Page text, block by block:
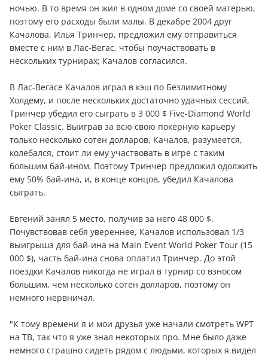
ночью. В то время он жил в одном доме со своей матерью,
поэтому его расходы были малы. В декабре 2004 друг
Качалова, Илья Тринчер, предложил ему отправиться
вместе с ним в Лас-Вегас, чтобы поучаствовать в
нескольких турнирах; Качалов согласился.
В Лас-Вегасе Качалов играл в кэш по Безлимитному
Холдему, и после нескольких достаточно удачных сессий,
Тринчер убедил его сыграть в 3 000 $ Five-Diamond World
Poker Classic. Выиграв за всю свою покерную карьеру
только несколько сотен долларов, Качалов, разумеется,
колебался, стоит ли ему участвовать в игре с таким
большим бай-ином. Поэтому Тринчер предложил одолжить
ему 50% бай-ина, и, в конце концов, убедил Качалова
сыграть.
Евгений занял 5 место, получив за него 48 000 $.
Почувствовав себя увереннее, Качалов использовал 1/3
выигрыша для бай-ина на Main Event World Poker Tour (15
000 $), часть бай-ина снова оплатил Тринчер. До этой
поездки Качалов никогда не играл в турнир со взносом
большим, чем несколько сотен долларов, поэтому он
немного нервничал.
"К тому времени я и мои друзья уже начали смотреть WPT
на ТВ, так что я уже знал некоторых про. Мне было даже
немного страшно сидеть рядом с людьми, которых я видел